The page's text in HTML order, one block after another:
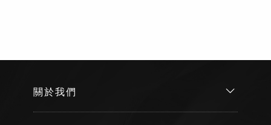
關於我們